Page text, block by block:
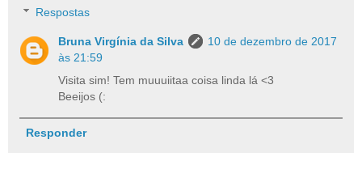
Respostas
Bruna Virgínia da Silva
10 de dezembro de 2017
às 21:59
Visita sim! Tem muuuiitaa coisa linda lá <3
Beeijos (:
Responder